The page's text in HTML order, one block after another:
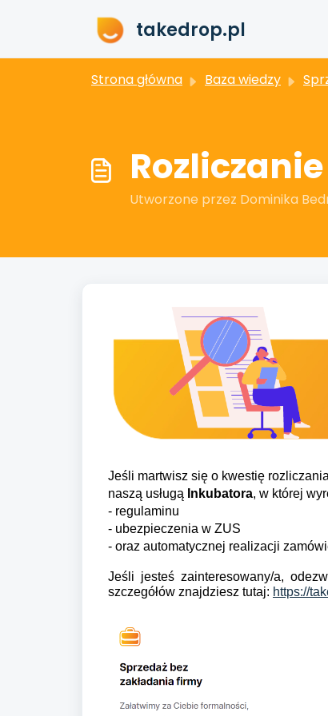
takedrop.pl
Strona główna Baza wiedzy
Utworzone przez Dominika
Jeśli martwisz się o kwestię
naszą usługą Inkubatora, w której
- regulaminu
- ubezpieczenia w ZUS
- oraz automatycznej realizacji
Jeśli jesteś zainteresowany/a,
szczegółów znajdziesz tutaj: https://